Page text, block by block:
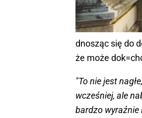
dnosząc się do
że może
"To nie jest
wcześniej, ale
bardzo wyraźnie